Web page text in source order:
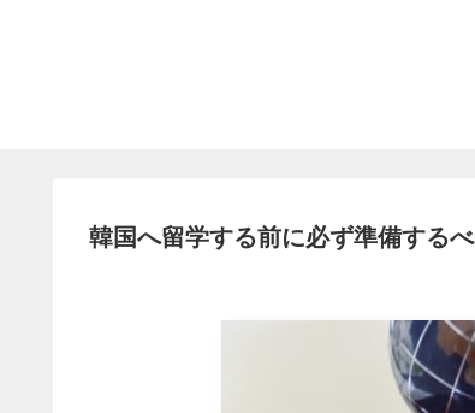
韓国へ留学する前に必ず準備する